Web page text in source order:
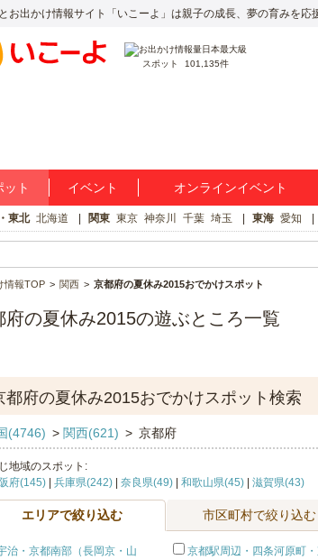
お出かけ情報サイト「いこーよ」は親子の成長、夢の育みを応
スポット 101,135件
ット イベント オンラインイベント
東北 北海道 関東 東京 神奈川 千葉 埼玉 東海 愛知
情報TOP 関西 京都府の夏休み2015おでかけスポット
府の夏休み2015の遊ぶところ一覧
都府の夏休み2015おでかけスポット検索
(4746) > 関西(621) > 京都府
地域のスポット:
府(145)| 兵庫県(242)| 奈良県(49)| 和歌山県(45)| 滋賀県(43)
エリアで絞り込む 市区町村で絞り込む
治・京都南部（長岡京・山
京都駅周辺・四条河原町